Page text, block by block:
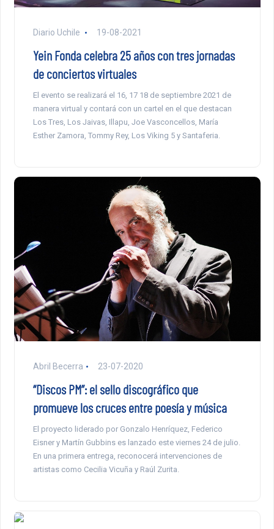
Diario Uchile 19-08-2021
Yein Fonda celebra 25 años con tres jornadas
de conciertos virtuales
El evento se realizará el 16, 17 18 de septiembre 2021 de
manera virtual y contará con un cartel en el que destacan
Los Tres, Los Jaivas, Illapu, Joe Vasconcellos, María
Esther Zamora, Tommy Rey, Los Viking 5 y Santaferia.
Abril Becerra 23-07-2020
“Discos PM”: el sello discográfico que
promueve los cruces entre poesía y música
El proyecto liderado por Gonzalo Henríquez, Federico
Eisner y Martín Gubbins es lanzado este viernes 24 de julio.
En una primera entrega, reconocerá intervenciones de
artistas como Cecilia Vicuña y Raúl Zurita.